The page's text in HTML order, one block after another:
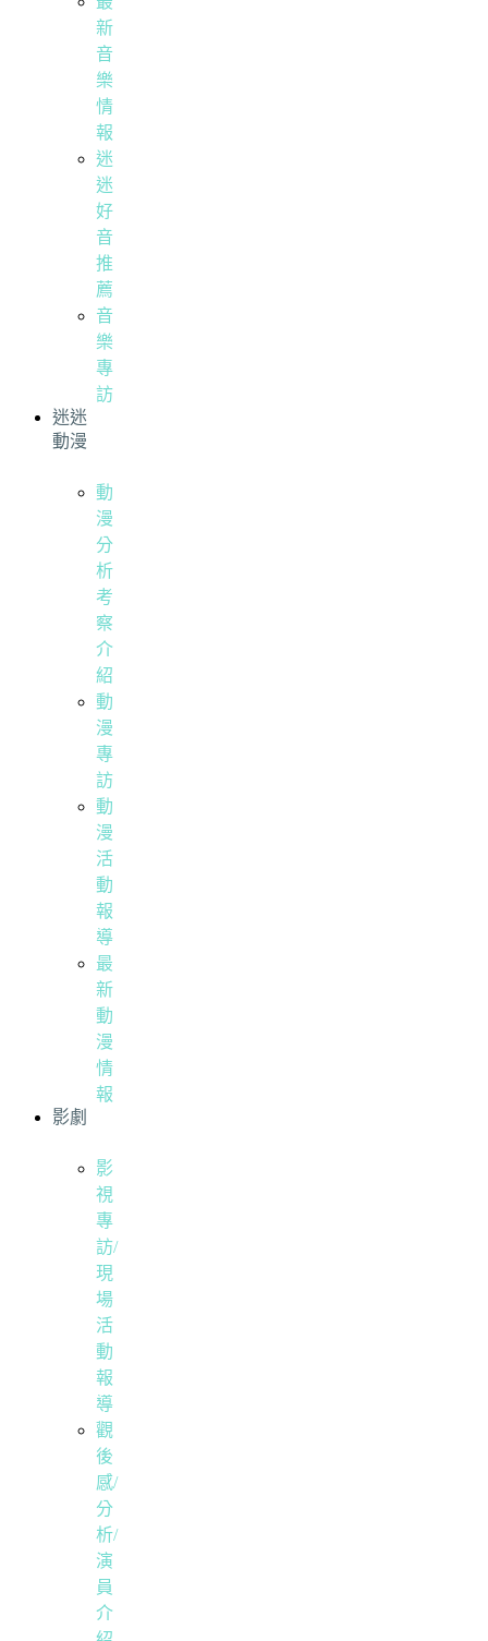
新
音
樂
情
報
迷
迷
好
音
推
薦
音
樂
專
訪
迷迷
動漫
動
漫
分
析
考
察
介
紹
動
漫
專
訪
動
漫
活
動
報
導
最
新
動
漫
情
報
影劇
影
視
專
訪/
現
場
活
動
報
導
觀
後
感/
分
析/
演
員
介